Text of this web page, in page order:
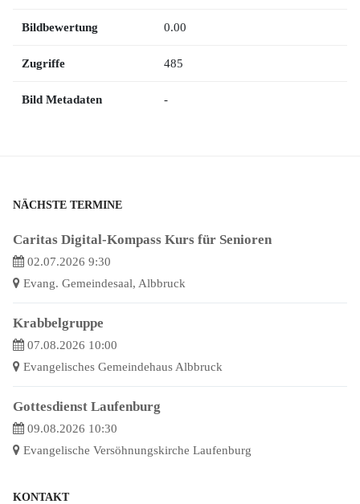
Bildbewertung 0.00
Zugriffe 485
Bild Metadaten -
NÄCHSTE TERMINE
Caritas Digital-Kompass Kurs für Senioren
02.07.2026 9:30
Evang. Gemeindesaal, Albbruck
Krabbelgruppe
07.08.2026 10:00
Evangelisches Gemeindehaus Albbruck
Gottesdienst Laufenburg
09.08.2026 10:30
Evangelische Versöhnungskirche Laufenburg
KONTAKT